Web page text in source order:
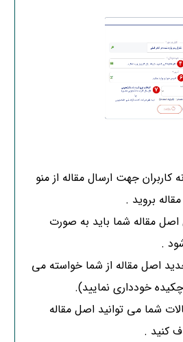
کاربران جهت ارسال مقاله از منو
بروید .
اصل مقاله شما باید به صورت
اصل مقاله از شما خواسته می
خودداری نمایید).
شما می توانید اصل مقاله
کنید .